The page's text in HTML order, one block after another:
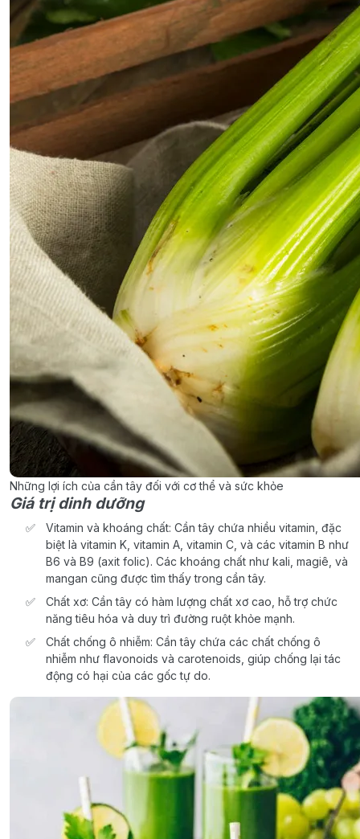
Những lợi ích của cần tây đối với cơ thể và sức khỏe
Giá trị dinh dưỡng
Vitamin và khoáng chất: Cần tây chứa nhiều vitamin, đặc
biệt là vitamin K, vitamin A, vitamin C, và các vitamin B như
B6 và B9 (axit folic). Các khoáng chất như kali, magiê, và
mangan cũng được tìm thấy trong cần tây.
Chất xơ: Cần tây có hàm lượng chất xơ cao, hỗ trợ chức
năng tiêu hóa và duy trì đường ruột khỏe mạnh.
Chất chống ô nhiễm: Cần tây chứa các chất chống ô
nhiễm như flavonoids và carotenoids, giúp chống lại tác
động có hại của các gốc tự do.